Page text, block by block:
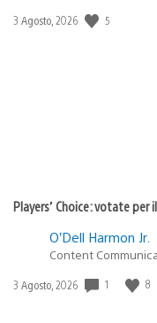
Data
3 Agosto, 2026 5
Players’ Choice: votate
O’Dell Harmon Jr.
Content
Data
3 Agosto, 2026 1 8